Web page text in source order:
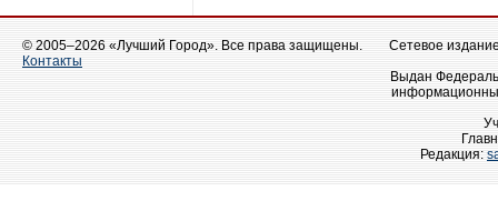
© 2005–2026 «Лучший Город». Все права защищены.
Контакты
Сетевое
Выдан
Редакция: